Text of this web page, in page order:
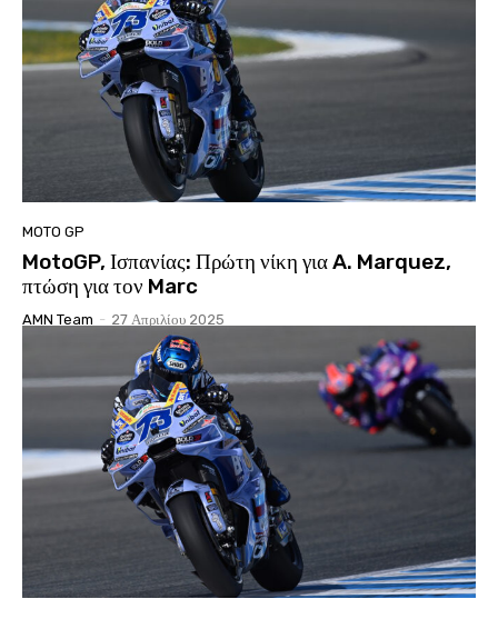
MOTO GP
MotoGP, Ισπανίας: Πρώτη νίκη για A. Marquez,
πτώση για τον Marc
AMN Team - 27 Απριλίου 2025